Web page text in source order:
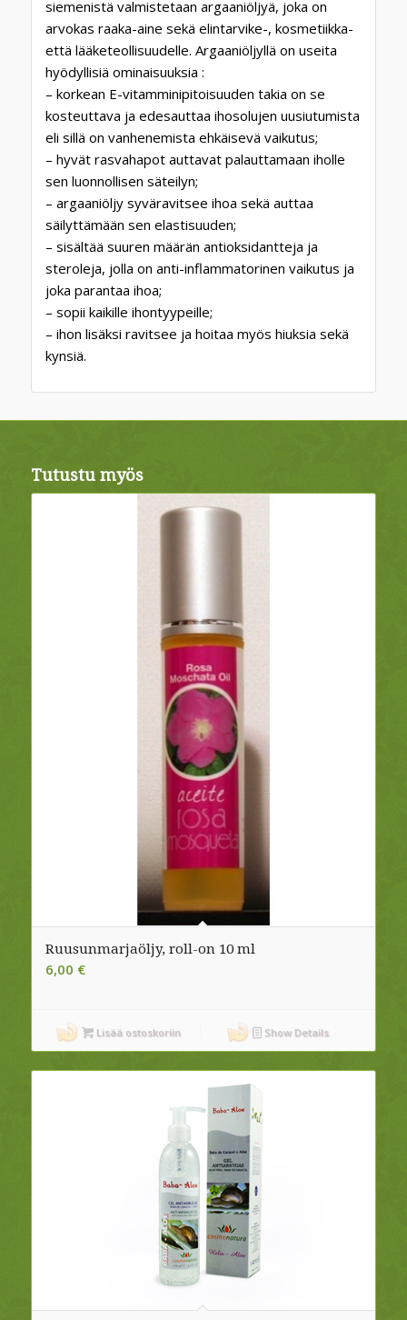
siemenistä valmistetaan argaaniöljyä, joka on
arvokas raaka-aine sekä elintarvike-, kosmetiikka-
että lääketeollisuudelle. Argaaniöljyllä on useita
hyödyllisiä ominaisuuksia :
– korkean E-vitamminipitoisuuden takia on se
kosteuttava ja edesauttaa ihosolujen uusiutumista
eli sillä on vanhenemista ehkäisevä vaikutus;
– hyvät rasvahapot auttavat palauttamaan iholle
sen luonnollisen säteilyn;
– argaaniöljy syväravitsee ihoa sekä auttaa
säilyttämään sen elastisuuden;
– sisältää suuren määrän antioksidantteja ja
steroleja, jolla on anti-inflammatorinen vaikutus ja
joka parantaa ihoa;
– sopii kaikille ihontyypeille;
– ihon lisäksi ravitsee ja hoitaa myös hiuksia sekä
kynsiä.
Tutustu myös
Ruusunmarjaöljy, roll-on 10 ml
6,00 €
Lisää ostoskoriin Show Details